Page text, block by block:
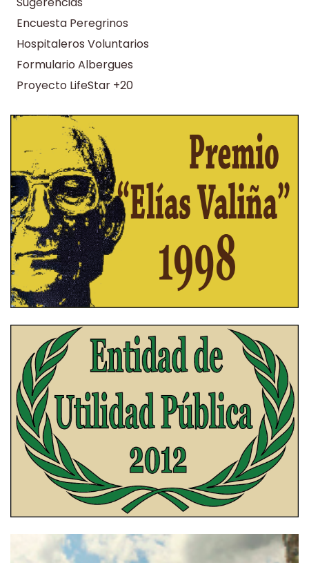
Encuesta Peregrinos
Hospitaleros Voluntarios
Formulario Albergues
Proyecto LifeStar +20